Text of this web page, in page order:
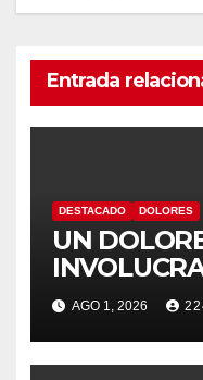
Entrada
DESTACADO DOLORES
UN
SINIESTRO
CON
AGO 1, 2026